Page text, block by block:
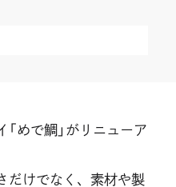
めで鯛」がリニューア
だけでなく、素材や製